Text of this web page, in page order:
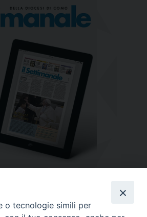
o tecnologie simili per